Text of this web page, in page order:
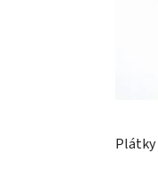
Plátky